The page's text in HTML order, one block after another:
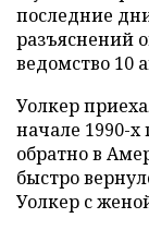
последние
разъяснений
ведомство 10
Уолкер
начале 1990-х
обратно в
быстро
Уолкер с